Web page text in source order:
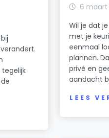
6 maart
Wil je dat
met je
eenmaal
plannen.
privé en
aandacht
LEES